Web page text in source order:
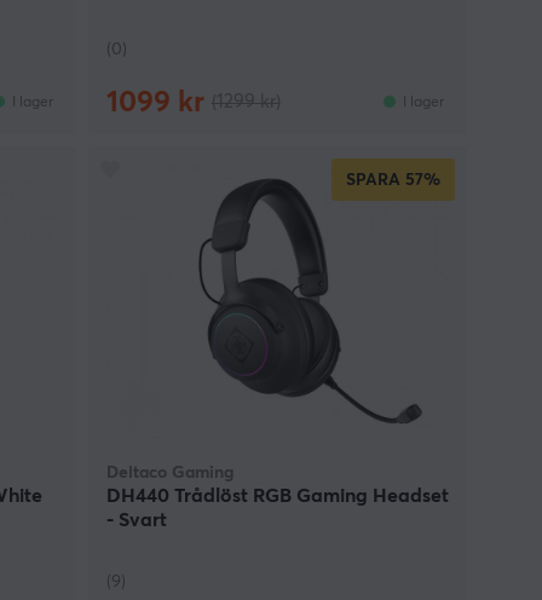
I lager
(0)
1099 kr I lager
SPARA 57%
Deltaco Gaming
DH440 Trådlöst RGB Gaming Headset
- Svart
(9)